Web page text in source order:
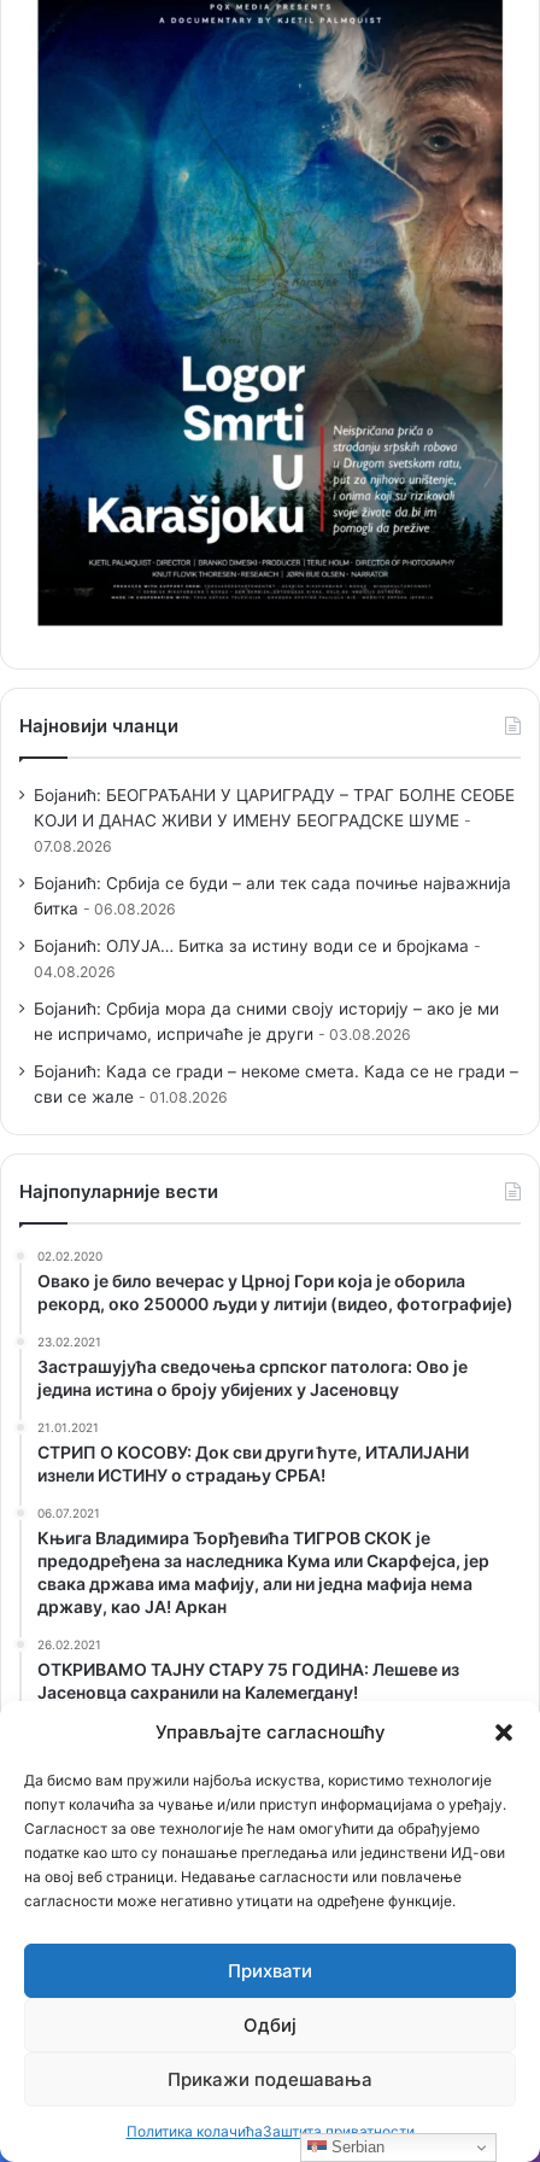
Управљајте сагласношћу
Да бисмо вам пружили најбоља искуства, користимо технологије
попут колачића за чување и/или приступ информацијама о уређају.
Сагласност за ове технологије ће нам омогућити да обрађујемо
податке као што су понашање прегледања или јединствени ИД-ови
на овој веб страници. Недавање сагласности или повлачење
сагласности може негативно утицати на одређене функције.
Прихвати
Одбиј
Прикажи подешавања
Политика колачићаЗаштита приватности
Најновији чланци
Бојанић: БЕОГРАЂАНИ У ЦАРИГРАДУ – ТРАГ БОЛНЕ СЕОБЕ
КОЈИ И ДАНАС ЖИВИ У ИМЕНУ БЕОГРАДСКЕ ШУМЕ
07.08.2026
Бојанић: Србија се буди – али тек сада почиње најважнија
битка
06.08.2026
Бојанић: ОЛУЈА… Битка за истину води се и бројкама
04.08.2026
Бојанић: Србија мора да сними своју историју – ако је ми
не испричамо, испричаће је други
03.08.2026
Бојанић: Када се гради – некоме смета. Када се не гради –
сви се жале
01.08.2026
Наjпопуларније вести
02.02.2020
Овако је било вечерас у Црној Гори која је оборила
рекорд, око 250000 људи у литији (видео, фотографије)
23.02.2021
Застрашујућа сведочења српског патолога: Ово је
једина истина о броју убијених у Јасеновцу
21.01.2021
СТРИП О KОСОВУ: Док сви други ћуте, ИТАЛИЈАНИ
изнели ИСТИНУ о страдању СРБА!
06.07.2021
Књига Владимира Ђорђевића ТИГРОВ СКОК је
предодређена за наследника Кума или Скарфејса, јер
свака држава има мафију, али ни једна мафија нема
државу, као ЈА! Аркан
26.02.2021
ОТKРИВАМО ТАЈНУ СТАРУ 75 ГОДИНА: Лешеве из
Јасеновца сахранили на Kалемегдану!
Кликните на слику за преузимање
Serbian